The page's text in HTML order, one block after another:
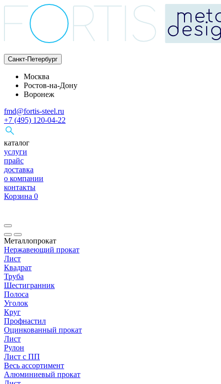
Санкт-Петербург
Москва
Ростов-на-Дону
Воронеж
fmd@fortis-steel.ru
+7 (495) 120-04-22
каталог
услуги
прайс
доставка
о компании
контакты
Корзина 0
Металлопрокат
Нержавеющий прокат
Лист
Квадрат
Труба
Шестигранник
Полоса
Уголок
Круг
Профнастил
Оцинкованный прокат
Лист
Рулон
Лист с ПП
Весь ассортимент
Алюминиевый прокат